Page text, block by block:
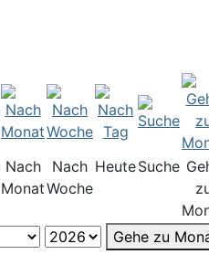
Nach
Monat
Nach
Woche
HeuteSuche
Gehe zu